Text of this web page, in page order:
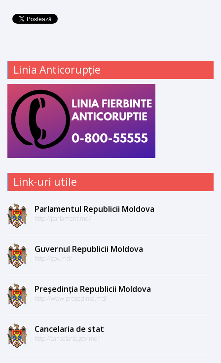
Linia Anticorupție
Link-uri utile
Parlamentul Republicii Moldova
http://parlament.md/
Guvernul Republicii Moldova
http://gov.md/
Președinția Republicii Moldova
http://www.presedinte.md/
Cancelaria de stat
http://cancelaria.gov.md/